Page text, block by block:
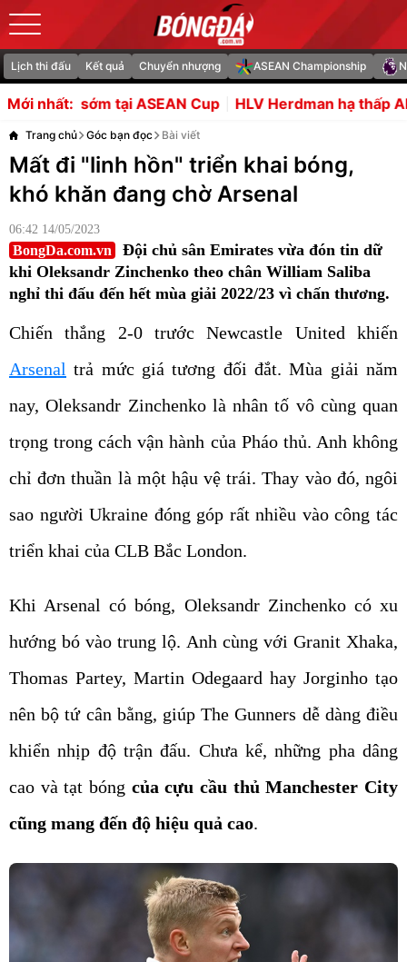
Lịch thi đấu Kết quả Chuyển nhượng ASEAN Championship
Mới nhất:
Cup HLV Herdman hạ thấp AFF Cup sau thất bại
Trang chủ Góc bạn đọc Bài viết
Mất đi "linh hồn" triển khai bóng,
khó khăn đang chờ Arsenal
06:42 14/05/2023
BongDa.com.vn
Đội chủ sân Emirates vừa đón tin dữ
khi Oleksandr Zinchenko theo chân William Saliba
nghỉ thi đấu đến hết mùa giải 2022/23 vì chấn thương.
Chiến thắng 2-0 trước Newcastle United khiến
Arsenal trả mức giá tương đối đắt. Mùa giải năm
nay, Oleksandr Zinchenko là nhân tố vô cùng quan
trọng trong cách vận hành của Pháo thủ. Anh không
chỉ đơn thuần là một hậu vệ trái. Thay vào đó, ngôi
sao người Ukraine đóng góp rất nhiều vào công tác
triển khai của CLB Bắc London.
Khi Arsenal có bóng, Oleksandr Zinchenko có xu
hướng bó vào trung lộ. Anh cùng với Granit Xhaka,
Thomas Partey, Martin Odegaard hay Jorginho tạo
nên bộ tứ cân bằng, giúp The Gunners dễ dàng điều
khiển nhịp độ trận đấu. Chưa kể, những pha dâng
cao và tạt bóng của cựu cầu thủ Manchester City
cũng mang đến độ hiệu quả cao.